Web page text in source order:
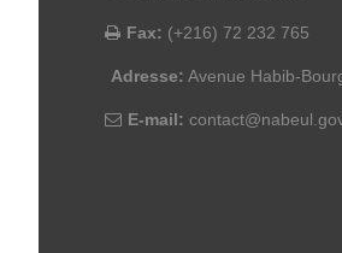
Fax: (+216) 72 232 765
Adresse: Avenue Habib-
E-mail: